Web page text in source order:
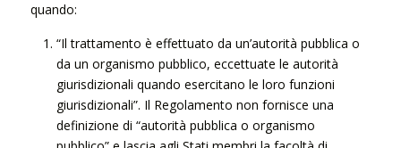
quando:
“Il trattamento è effettuato da un’autorità pubblica o
da un organismo pubblico, eccettuate le autorità
giurisdizionali quando esercitano le loro funzioni
giurisdizionali”. Il Regolamento non fornisce una
definizione di “autorità pubblica o organismo